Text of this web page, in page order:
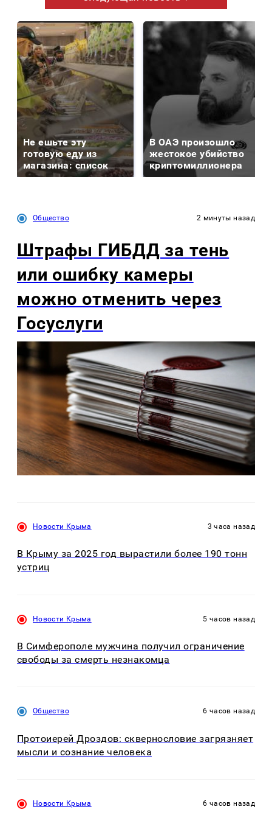
Не ешьте эту
готовую еду из
магазина: список
В ОАЭ произошло
жестокое убийство
криптомиллионера
Общество 2 минуты назад
Штрафы ГИБДД за тень
или ошибку камеры
можно отменить через
Госуслуги
Новости Крыма 3 часа назад
В Крыму за 2025 год вырастили более 190 тонн
устриц
Новости Крыма 5 часов назад
В Симферополе мужчина получил ограничение
свободы за смерть незнакомца
Общество 6 часов назад
Протоиерей Дроздов: сквернословие загрязняет
мысли и сознание человека
Новости Крыма 6 часов назад